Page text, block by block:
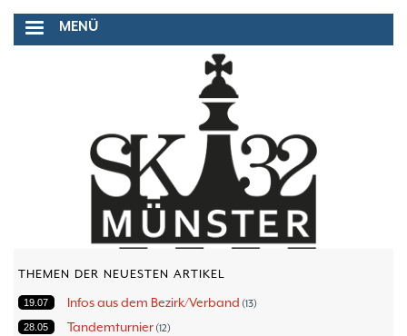
Inhalt
MENÜ
THEMEN DER NEUESTEN ARTIKEL
19.07 Infos aus dem Bezirk/Verband 13
28.05 Tandemturnier 12